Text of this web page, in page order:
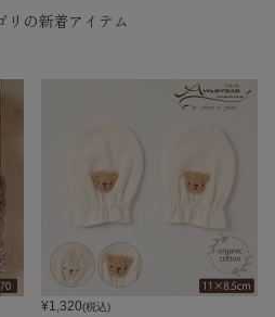
リの新着アイテム
¥1,320(税込)